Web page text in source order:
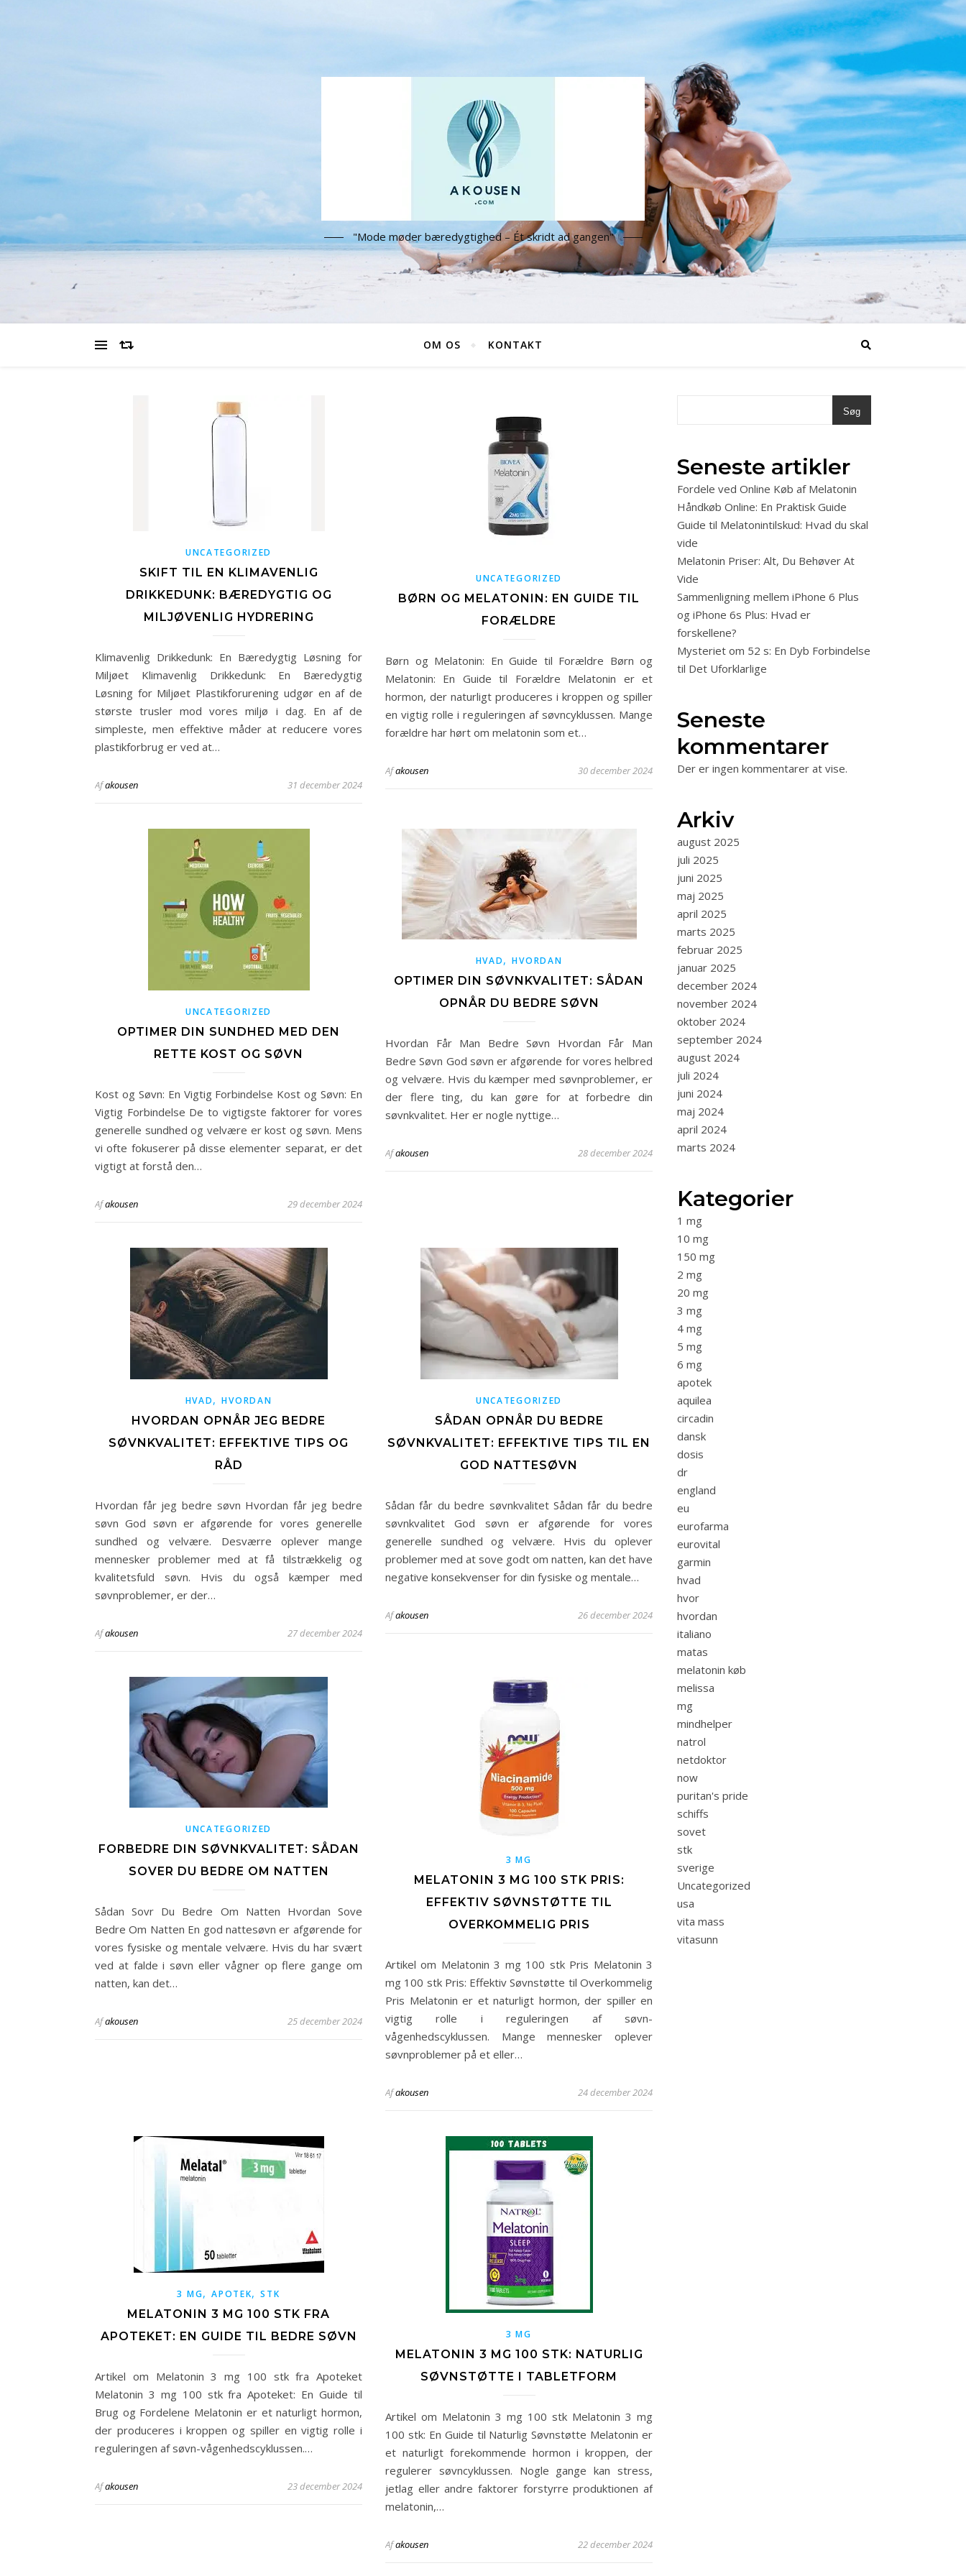
"Mode møder bæredygtighed – Ét skridt ad gangen"
OM OS KONTAKT
UNCATEGORIZED
SKIFT TIL EN KLIMAVENLIG
DRIKKEDUNK: BÆREDYGTIG OG
MILJØVENLIG HYDRERING
Klimavenlig Drikkedunk: En Bæredygtig Løsning for
Miljøet Klimavenlig Drikkedunk: En Bæredygtig
Løsning for Miljøet Plastikforurening udgør en af de
største trusler mod vores miljø i dag. En af de
simpleste, men effektive måder at reducere vores
plastikforbrug er ved at…
Afakousen 31 december 2024
UNCATEGORIZED
BØRN OG MELATONIN: EN GUIDE TIL
FORÆLDRE
Børn og Melatonin: En Guide til Forældre Børn og
Melatonin: En Guide til Forældre Melatonin er et
hormon, der naturligt produceres i kroppen og spiller
en vigtig rolle i reguleringen af søvncyklussen. Mange
forældre har hørt om melatonin som et…
Afakousen 30 december 2024
UNCATEGORIZED
OPTIMER DIN SUNDHED MED DEN
RETTE KOST OG SØVN
Kost og Søvn: En Vigtig Forbindelse Kost og Søvn: En
Vigtig Forbindelse De to vigtigste faktorer for vores
generelle sundhed og velvære er kost og søvn. Mens
vi ofte fokuserer på disse elementer separat, er det
vigtigt at forstå den…
Afakousen 29 december 2024
HVAD,HVORDAN
OPTIMER DIN SØVNKVALITET: SÅDAN
OPNÅR DU BEDRE SØVN
Hvordan Får Man Bedre Søvn Hvordan Får Man
Bedre Søvn God søvn er afgørende for vores helbred
og velvære. Hvis du kæmper med søvnproblemer, er
der flere ting, du kan gøre for at forbedre din
søvnkvalitet. Her er nogle nyttige…
Afakousen 28 december 2024
HVAD,HVORDAN
HVORDAN OPNÅR JEG BEDRE
SØVNKVALITET: EFFEKTIVE TIPS OG
RÅD
Hvordan får jeg bedre søvn Hvordan får jeg bedre
søvn God søvn er afgørende for vores generelle
sundhed og velvære. Desværre oplever mange
mennesker problemer med at få tilstrækkelig og
kvalitetsfuld søvn. Hvis du også kæmper med
søvnproblemer, er der…
Afakousen 27 december 2024
UNCATEGORIZED
SÅDAN OPNÅR DU BEDRE
SØVNKVALITET: EFFEKTIVE TIPS TIL EN
GOD NATTESØVN
Sådan får du bedre søvnkvalitet Sådan får du bedre
søvnkvalitet God søvn er afgørende for vores
generelle sundhed og velvære. Hvis du oplever
problemer med at sove godt om natten, kan det have
negative konsekvenser for din fysiske og mentale…
Afakousen 26 december 2024
UNCATEGORIZED
FORBEDRE DIN SØVNKVALITET: SÅDAN
SOVER DU BEDRE OM NATTEN
Sådan Sovr Du Bedre Om Natten Hvordan Sove
Bedre Om Natten En god nattesøvn er afgørende for
vores fysiske og mentale velvære. Hvis du har svært
ved at falde i søvn eller vågner op flere gange om
natten, kan det…
Afakousen 25 december 2024
3 MG
MELATONIN 3 MG 100 STK PRIS:
EFFEKTIV SØVNSTØTTE TIL
OVERKOMMELIG PRIS
Artikel om Melatonin 3 mg 100 stk Pris Melatonin 3
mg 100 stk Pris: Effektiv Søvnstøtte til Overkommelig
Pris Melatonin er et naturligt hormon, der spiller en
vigtig rolle i reguleringen af søvn-
vågenhedscyklussen. Mange mennesker oplever
søvnproblemer på et eller…
Afakousen 24 december 2024
3 MG,APOTEK,STK
MELATONIN 3 MG 100 STK FRA
APOTEKET: EN GUIDE TIL BEDRE SØVN
Artikel om Melatonin 3 mg 100 stk fra Apoteket
Melatonin 3 mg 100 stk fra Apoteket: En Guide til
Brug og Fordelene Melatonin er et naturligt hormon,
der produceres i kroppen og spiller en vigtig rolle i
reguleringen af søvn-vågenhedscyklussen.…
Afakousen 23 december 2024
3 MG
MELATONIN 3 MG 100 STK: NATURLIG
SØVNSTØTTE I TABLETFORM
Artikel om Melatonin 3 mg 100 stk Melatonin 3 mg
100 stk: En Guide til Naturlig Søvnstøtte Melatonin er
et naturligt forekommende hormon i kroppen, der
regulerer søvncyklussen. Nogle gange kan stress,
jetlag eller andre faktorer forstyrre produktionen af
melatonin,…
Afakousen 22 december 2024
Søg
Seneste artikler
Fordele ved Online Køb af Melatonin
Håndkøb Online: En Praktisk Guide
Guide til Melatonintilskud: Hvad du skal
vide
Melatonin Priser: Alt, Du Behøver At
Vide
Sammenligning mellem iPhone 6 Plus
og iPhone 6s Plus: Hvad er
forskellene?
Mysteriet om 52 s: En Dyb Forbindelse
til Det Uforklarlige
Seneste
kommentarer
Der er ingen kommentarer at vise.
Arkiv
august 2025
juli 2025
juni 2025
maj 2025
april 2025
marts 2025
februar 2025
januar 2025
december 2024
november 2024
oktober 2024
september 2024
august 2024
juli 2024
juni 2024
maj 2024
april 2024
marts 2024
Kategorier
1 mg
10 mg
150 mg
2 mg
20 mg
3 mg
4 mg
5 mg
6 mg
apotek
aquilea
circadin
dansk
dosis
dr
england
eu
eurofarma
eurovital
garmin
hvad
hvor
hvordan
italiano
matas
melatonin køb
melissa
mg
mindhelper
natrol
netdoktor
now
puritan's pride
schiffs
sovet
stk
sverige
Uncategorized
usa
vita mass
vitasunn